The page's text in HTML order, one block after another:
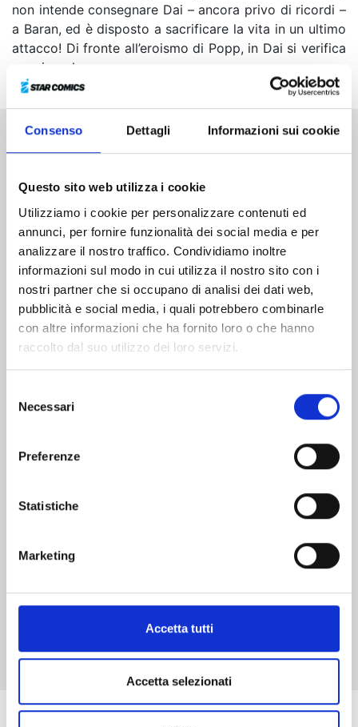
Consenso Dettagli Informazioni sui cookie
Questo sito web utilizza i cookie
Utilizziamo i cookie per personalizzare contenuti ed
annunci, per fornire funzionalità dei social media e per
analizzare il nostro traffico. Condividiamo inoltre
informazioni sul modo in cui utilizza il nostro sito con i
nostri partner che si occupano di analisi dei dati web,
pubblicità e social media, i quali potrebbero combinarle
con altre informazioni che ha fornito loro o che hanno
raccolto dal suo utilizzo dei loro servizi.
delNecessari
Preferenze
Statistiche
Marketing
Accetta tutti
Accetta selezionati
non intende consegnare Dai – ancora privo di ricordi –
a Baran, ed è disposto a sacrificare la vita in un ultimo
attacco! Di fronte all’eroismo di Popp, in Dai si verifica
un miracolo...
Altri volumi della serie
Mostra tutto